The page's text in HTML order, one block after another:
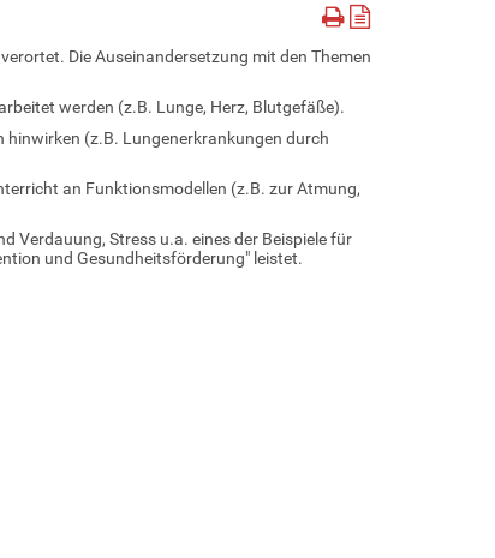
Die Auseinandersetzung mit den Themen
werden (z.B. Lunge, Herz, Blutgefäße).
hinwirken (z.B. Lungenerkrankungen durch
an Funktionsmodellen (z.B. zur Atmung,
Verdauung, Stress u.a. eines der Beispiele für
und Gesundheitsförderung" leistet.